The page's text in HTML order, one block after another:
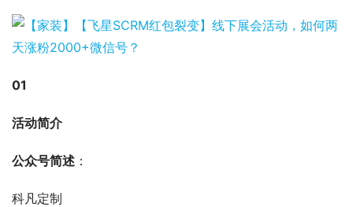
01
活动简介
公众号简述 ：
科凡定制